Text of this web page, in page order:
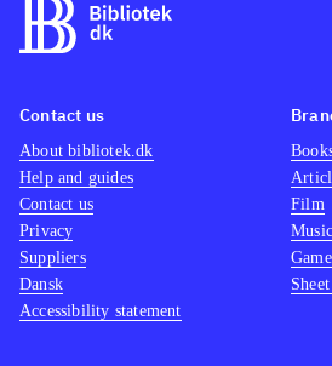
Contact us
About bibliotek.dk
Help and guides
Contact us
Privacy
Suppliers
Dansk
Accessibility statement
Film
Music